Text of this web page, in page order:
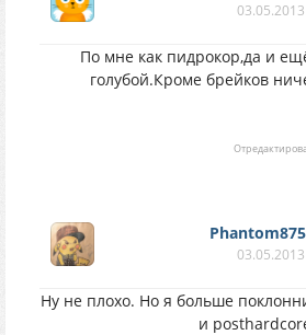
По мне как пидрокор,да и
голубой.Кроме брейков
Ну не плохо. Но я больше
и